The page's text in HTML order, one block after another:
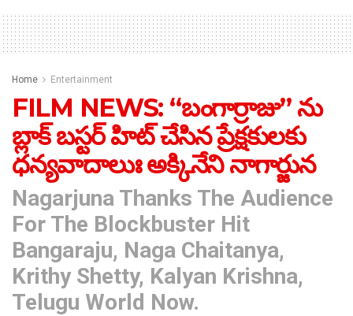
Home Entertainment
FILM NEWS: “బంగార్రాజు” ను
బ్లాక్ బస్టర్ హిట్ చేసిన‌ ప్రేక్ష‌కుల‌కు
ధ‌న్య‌వాదాలుః అక్కినేని నాగార్జున
Nagarjuna Thanks The Audience
For The Blockbuster Hit
Bangaraju, Naga Chaitanya,
Krithy Shetty, Kalyan Krishna,
Telugu World Now.